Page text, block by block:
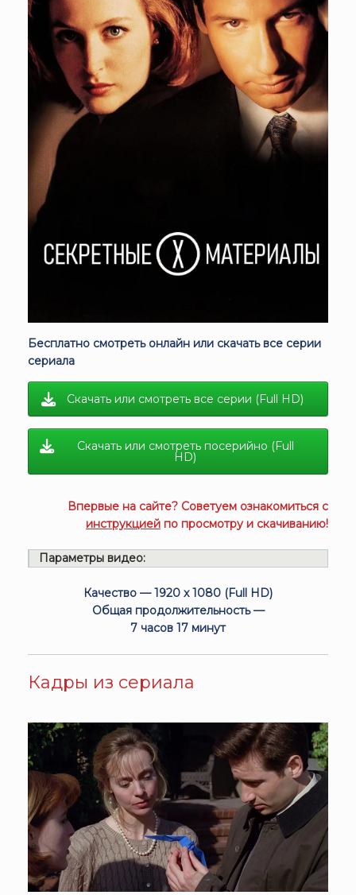
Бесплатно смотреть онлайн или скачать все серии
сериала
Скачать или смотреть все серии (Full HD)
Скачать или смотреть посерийно (Full
HD)
Впервые на сайте? Советуем ознакомиться с
инструкцией по просмотру и скачиванию!
Параметры видео:
Качество — 1920 x 1080 (Full HD)
Общая продолжительность —
7 часов 17 минут
Кадры из сериала